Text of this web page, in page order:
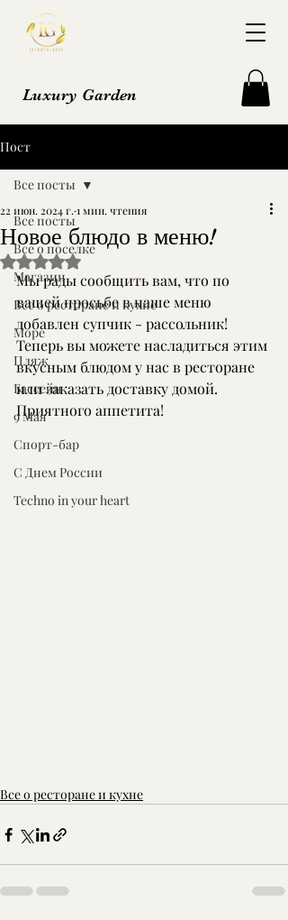
Luxury Garden
Пост
Все посты
Все о поселке
Магазин
Все о ресторане и кухне
Море
Пляж
Бассейн
9 Мая
Спорт-бар
С Днем России
Techno in your heart
Все посты
Новое блюдо в меню!
22 июн. 2024 г. 1 мин. чтения
Оценка: не число из 5 звезд.
Мы рады сообщить вам, что по
вашей просьбе в наше меню
добавлен супчик - рассольник!
Теперь вы можете насладиться этим
вкусным блюдом у нас в ресторане
или заказать доставку домой.
Приятного аппетита!
Все о ресторане и кухне